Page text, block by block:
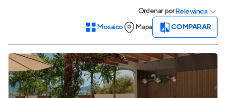
OrdenarporRelevância
Mosaico
Mapa COMPARAR